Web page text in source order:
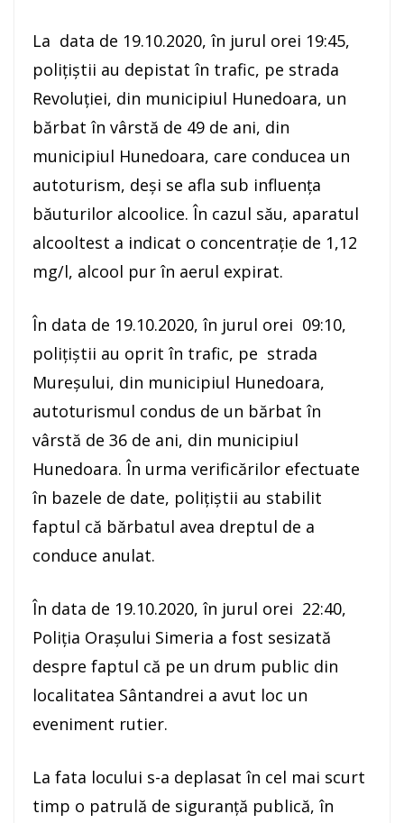
La data de 19.10.2020, în jurul orei 19:45,
poliţiştii au depistat în trafic, pe strada
Revoluției, din municipiul Hunedoara, un
bărbat în vârstă de 49 de ani, din
municipiul Hunedoara, care conducea un
autoturism, deşi se afla sub influenţa
băuturilor alcoolice. În cazul său, aparatul
alcooltest a indicat o concentraţie de 1,12
mg/l, alcool pur în aerul expirat.
În data de 19.10.2020, în jurul orei 09:10,
poliţiştii au oprit în trafic, pe strada
Mureșului, din municipiul Hunedoara,
autoturismul condus de un bărbat în
vârstă de 36 de ani, din municipiul
Hunedoara. În urma verificărilor efectuate
în bazele de date, poliţiştii au stabilit
faptul că bărbatul avea dreptul de a
conduce anulat.
În data de 19.10.2020, în jurul orei 22:40,
Poliția Orașului Simeria a fost sesizată
despre faptul că pe un drum public din
localitatea Sântandrei a avut loc un
eveniment rutier.
La fata locului s-a deplasat în cel mai scurt
timp o patrulă de siguranță publică, în